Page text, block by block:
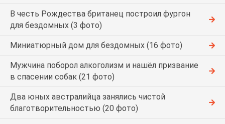
В честь Рождества британец построил фургон
для бездомных (3 фото)
Миниатюрный дом для бездомных (16 фото)
Мужчина поборол алкоголизм и нашёл призвание
в спасении собак (21 фото)
Два юных австралийца занялись чистой
благотворительностью (20 фото)